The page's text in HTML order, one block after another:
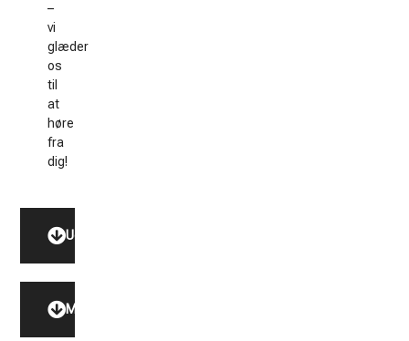
–
vi
glæder
os
til
at
høre
fra
dig!
Udstyr
Model